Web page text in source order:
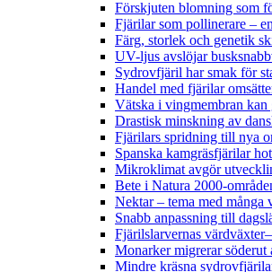
Förskjuten blomning som
Fjärilar som pollinerare –
Färg, storlek och genetik
UV-ljus avslöjar
Sydrovfjäril har smak för
Handel med fjärilar
Vätska i vingmembran
Drastisk minskning av
Fjärilars spridning till nya
Spanska kamgräsfjärilar
Mikroklimat avgör
Bete i Natura 2000-
Nektar – tema med många
Snabb anpassning till
Fjärilslarvernas
Monarker migrerar söderut
Mindre kräsna